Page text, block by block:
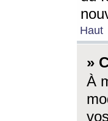
Haut
»
À